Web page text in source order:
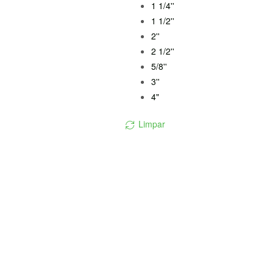
1 1/4''
1 1/2''
2''
2 1/2''
5/8''
3''
4"
Limpar